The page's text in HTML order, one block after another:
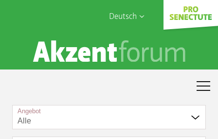
Deutsch
English
Français
Sophia Care
Angebot
Alle